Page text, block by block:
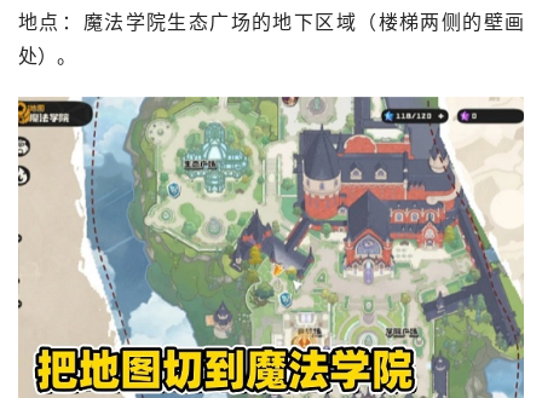
地点‌：魔法学院生态广场的地下区域（楼梯两侧的壁画
处）。